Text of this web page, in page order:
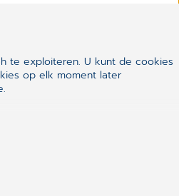
te exploiteren. U kunt de cookies
op elk moment later